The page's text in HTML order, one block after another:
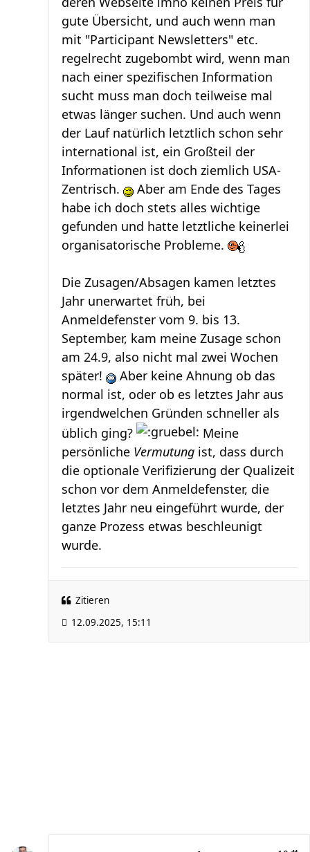
gute Übersicht, und auch wenn man
mit "Participant Newsletters" etc.
regelrecht zugebombt wird, wenn man
nach einer spezifischen Information
sucht muss man doch teilweise mal
etwas länger suchen. Und auch wenn
der Lauf natürlich letztlich schon sehr
international ist, ein Großteil der
Informationen ist doch ziemlich USA-
Zentrisch.
Aber am Ende des Tages
habe ich doch stets alles wichtige
gefunden und hatte letztliche keinerlei
organisatorische Probleme.
Die Zusagen/Absagen kamen letztes
Jahr unerwartet früh, bei
Anmeldefenster vom 9. bis 13.
September, kam meine Zusage schon
am 24.9, also nicht mal zwei Wochen
später!
Aber keine Ahnung ob das
normal ist, oder ob es letztes Jahr aus
irgendwelchen Gründen schneller als
üblich ging?
Meine
persönliche Vermutung ist, dass durch
die optionale Verifizierung der Qualizeit
schon vor dem Anmeldefenster, die
letztes Jahr neu eingeführt wurde, der
ganze Prozess etwas beschleunigt
wurde.
Zitieren
12.09.2025, 15:11